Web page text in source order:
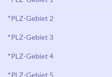
*PLZ-Gebiet 2
*PLZ-Gebiet 3
*PLZ-Gebiet 4
*PLZ-Gebiet 5